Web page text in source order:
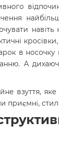
в носочку
А дихаючі
взуття,